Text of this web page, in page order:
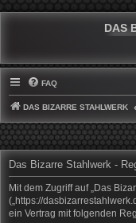
DAS
FAQ
DAS BIZARRE STAHLWERK
Das Bizarre Stahlwerk -
Mit dem Zugriff auf „Das
(„https://
ein Vertrag mit folgenden